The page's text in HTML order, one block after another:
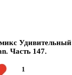
Удивительный
Часть 147.
1